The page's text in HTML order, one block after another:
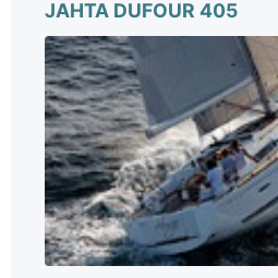
JAHTA DUFOUR 405